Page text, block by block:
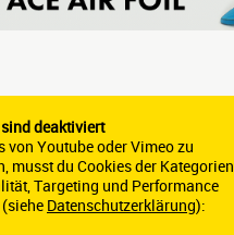
deaktiviert
von Youtube oder Vimeo zu
musst du Cookies der Kategorien
Targeting und Performance
Datenschutzerklärung):